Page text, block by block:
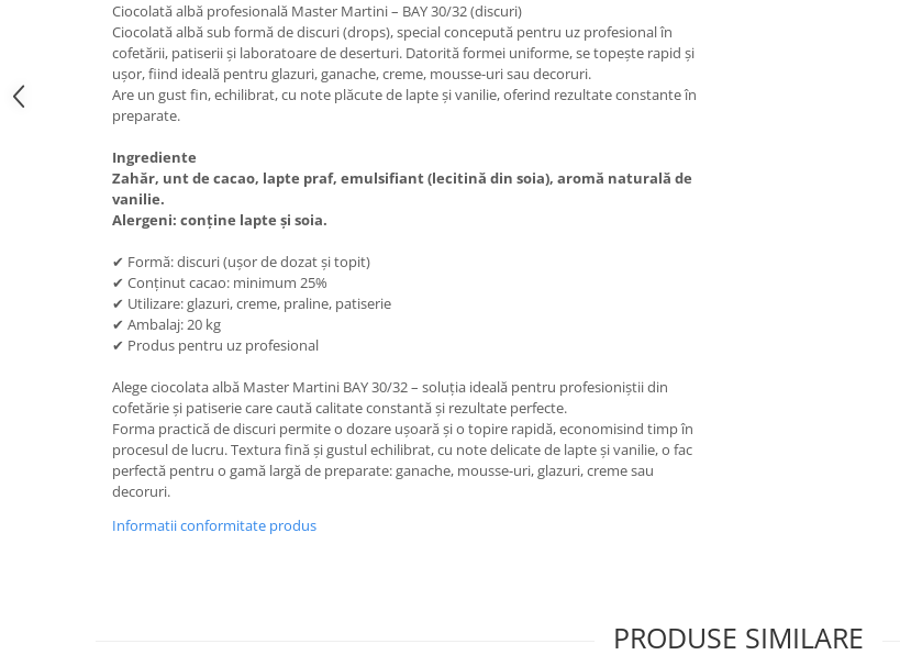
Ciocolată albă profesională Master Martini – BAY 30/32 (discuri)
Ciocolată albă sub formă de discuri (drops), special concepută pentru uz profesional în
cofetării, patiserii și laboratoare de deserturi. Datorită formei uniforme, se topește rapid și
ușor, fiind ideală pentru glazuri, ganache, creme, mousse-uri sau decoruri.
Are un gust fin, echilibrat, cu note plăcute de lapte și vanilie, oferind rezultate constante în
preparate.
Ingrediente
Zahăr, unt de cacao, lapte praf, emulsifiant (lecitină din soia), aromă naturală de
vanilie.
Alergeni: conține lapte și soia.
✔ Formă: discuri (ușor de dozat și topit)
✔ Conținut cacao: minimum 25%
✔ Utilizare: glazuri, creme, praline, patiserie
✔ Ambalaj: 20 kg
✔ Produs pentru uz profesional
Alege ciocolata albă Master Martini BAY 30/32 – soluția ideală pentru profesioniștii din
cofetărie și patiserie care caută calitate constantă și rezultate perfecte.
Forma practică de discuri permite o dozare ușoară și o topire rapidă, economisind timp în
procesul de lucru. Textura fină și gustul echilibrat, cu note delicate de lapte și vanilie, o fac
perfectă pentru o gamă largă de preparate: ganache, mousse-uri, glazuri, creme sau
decoruri.
Informatii conformitate produs
PRODUSE SIMILARE